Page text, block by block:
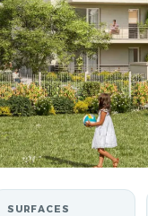
SURFACES